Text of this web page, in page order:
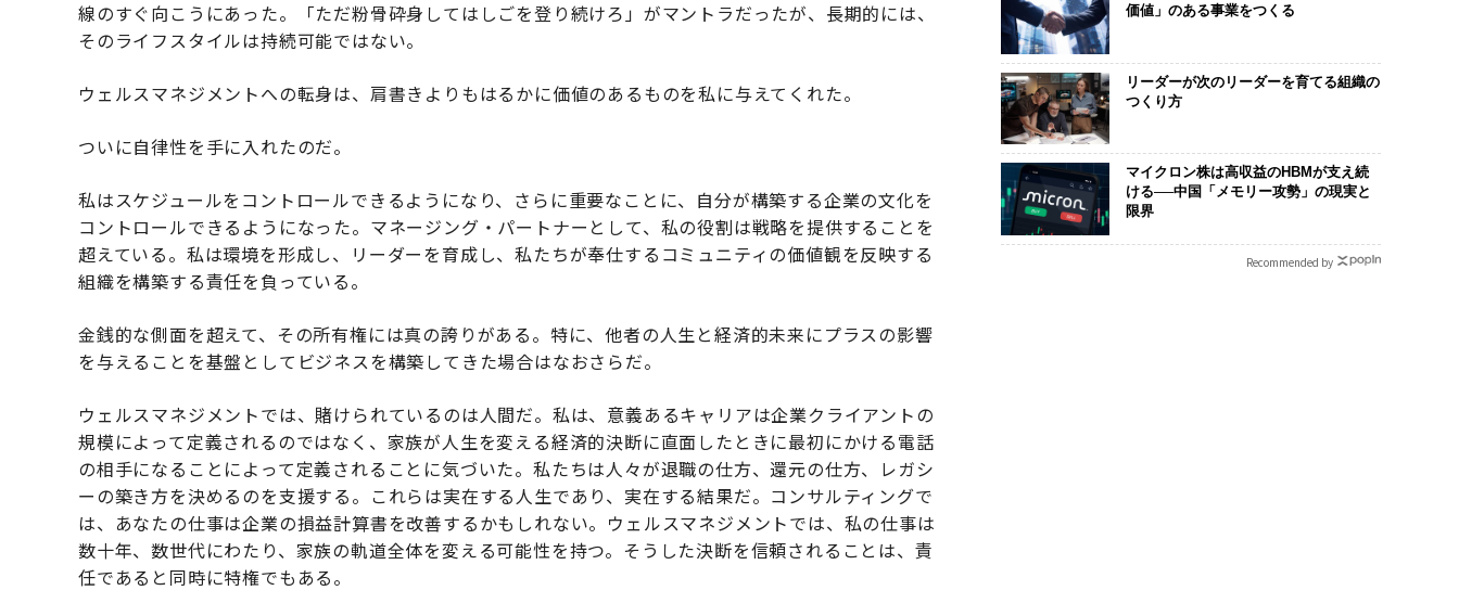
線のすぐ向こうにあった。「ただ粉骨砕身してはしごを登り続けろ」がマントラだったが、長期的には、
そのライフスタイルは持続可能ではない。
ウェルスマネジメントへの転身は、肩書きよりもはるかに価値のあるものを私に与えてくれた。
ついに自律性を手に入れたのだ。
私はスケジュールをコントロールできるようになり、さらに重要なことに、自分が構築する企業の文化を
コントロールできるようになった。マネージング・パートナーとして、私の役割は戦略を提供することを
超えている。私は環境を形成し、リーダーを育成し、私たちが奉仕するコミュニティの価値観を反映する
組織を構築する責任を負っている。
金銭的な側面を超えて、その所有権には真の誇りがある。特に、他者の人生と経済的未来にプラスの影響
を与えることを基盤としてビジネスを構築してきた場合はなおさらだ。
ウェルスマネジメントでは、賭けられているのは人間だ。私は、意義あるキャリアは企業クライアントの
規模によって定義されるのではなく、家族が人生を変える経済的決断に直面したときに最初にかける電話
の相手になることによって定義されることに気づいた。私たちは人々が退職の仕方、還元の仕方、レガシ
ーの築き方を決めるのを支援する。これらは実在する人生であり、実在する結果だ。コンサルティングで
は、あなたの仕事は企業の損益計算書を改善するかもしれない。ウェルスマネジメントでは、私の仕事は
数十年、数世代にわたり、家族の軌道全体を変える可能性を持つ。そうした決断を信頼されることは、責
任であると同時に特権でもある。
価値」のある事業をつくる
リーダーが次のリーダーを育てる組織の
つくり方
マイクロン株は高収益のHBMが支え続
ける──中国「メモリー攻勢」の現実と
限界
Recommended by